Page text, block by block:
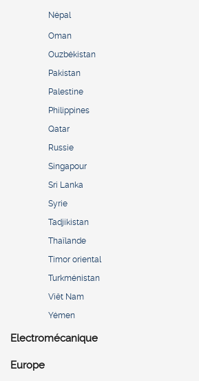
Népal
Oman
Ouzbékistan
Pakistan
Palestine
Philippines
Qatar
Russie
Singapour
Sri Lanka
Syrie
Tadjikistan
Thaïlande
Timor oriental
Turkménistan
Viêt Nam
Yémen
Electromécanique
Europe